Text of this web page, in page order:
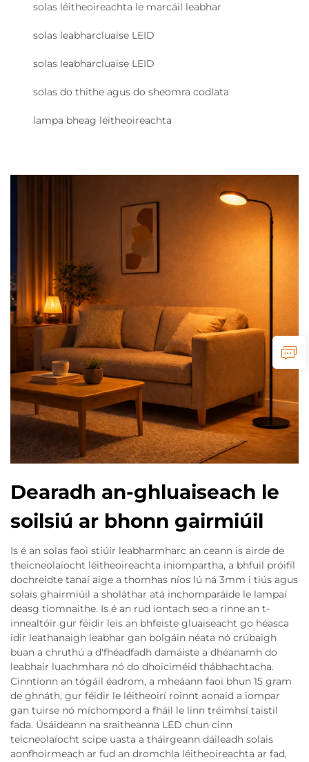
solas léitheoireachta le marcáil leabhar
solas leabharcluaise LEID
solas leabharcluaise LEID
solas do thithe agus do sheomra codlata
lampa bheag léitheoireachta
Dearadh an-ghluaiseach le
soilsiú ar bhonn gairmiúil
Is é an solas faoi stiúir leabharmharc an ceann is airde de
theicneolaíocht léitheoireachta iniompartha, a bhfuil próifíl
dochreidte tanaí aige a thomhas níos lú ná 3mm i tiús agus
solais ghairmiúil a sholáthar atá inchomparáide le lampaí
deasg tiomnaithe. Is é an rud iontach seo a rinne an t-
innealtóir gur féidir leis an bhfeiste gluaiseacht go héasca
idir leathanaigh leabhar gan bolgáin néata nó crúbaigh
buan a chruthú a d'fhéadfadh damáiste a dhéanamh do
leabhair luachmhara nó do dhoiciméid thábhachtacha.
Cinntíonn an tógáil éadrom, a mheáann faoi bhun 15 gram
de ghnáth, gur féidir le léitheoirí roinnt aonaid a iompar
gan tuirse nó míchompord a fháil le linn tréimhsí taistil
fada. Úsáideann na sraitheanna LED chun cinn
teicneolaíocht scipe uasta a tháirgeann dáileadh solais
aonfhoirmeach ar fud an dromchla léitheoireachta ar fad,